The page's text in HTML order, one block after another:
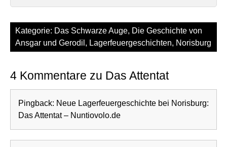
Kategorie: Das Schwarze Auge, Die Geschichte von
Ansgar und Gerodil , Lagerfeuergeschichten, Norisburg
4 Kommentare zu Das Attentat
Pingback: Neue Lagerfeuergeschichte bei Norisburg:
Das Attentat – Nuntiovolo.de